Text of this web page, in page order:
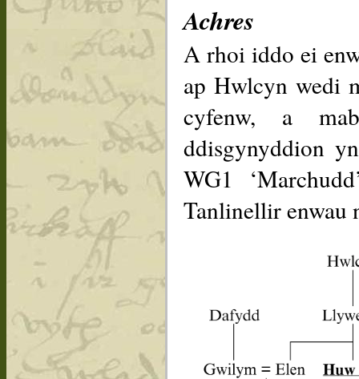
Achres
A rhoi iddo ei
ap Hwlcyn wedi
cyfenw, a
ddisgynyddion
WG1
Tanlinellir enwau